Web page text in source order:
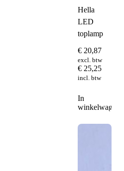
Hella
LED
toplamp
€ 20,87
excl. btw
€ 25,25
incl. btw
In
winkelwagen